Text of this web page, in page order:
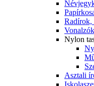
Radírok,
Nylon
Asztali